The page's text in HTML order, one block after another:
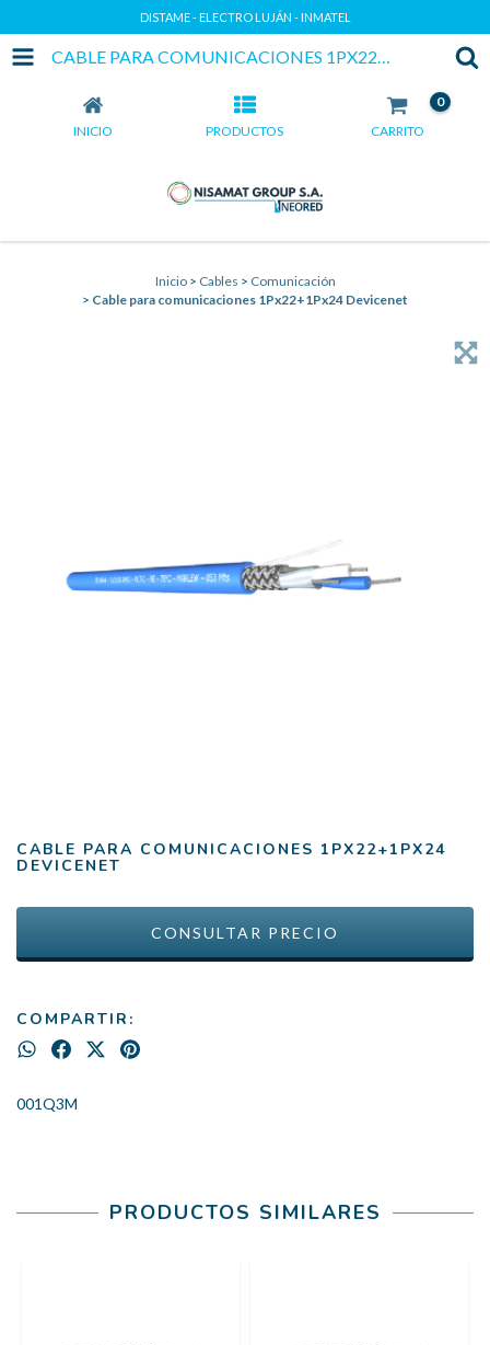
DISTAME - ELECTRO LUJÁN - INMATEL
CABLE PARA COMUNICACIONES 1PX22+1PX24 DEVICENET
INICIO PRODUCTOS CARRITO
0
Inicio > Cables > Comunicación
> Cable para comunicaciones 1Px22+1Px24 Devicenet
CABLE PARA COMUNICACIONES 1PX22+1PX24
DEVICENET
COMPARTIR:
001Q3M
PRODUCTOS SIMILARES